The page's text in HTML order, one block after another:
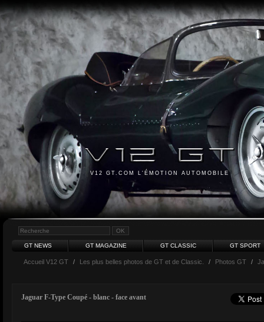
V12 GT.COM L'ÉMOTION AUTOMOBILE
GT NEWS GT MAGAZINE GT CLASSIC GT SPORT
Accueil V12 GT / Les plus belles photos de GT et de Classic. / Photos GT /
Jaguar F-Type Coupé - blanc - face avant